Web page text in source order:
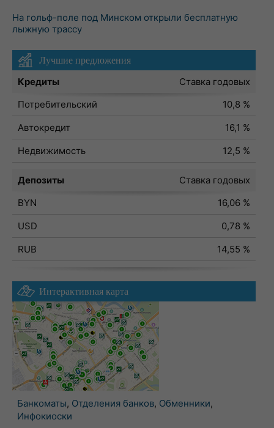
На гольф-поле под Минском открыли бесплатную
лыжную трассу
Лучшие предложения
Кредиты
Ставка годовых
Потребительский
10,8 %
Автокредит
16,1 %
Недвижимость
12,5 %
Депозиты
Ставка годовых
BYN
16,06 %
USD
0,78 %
RUB
14,55 %
Интерактивная карта
Банкоматы, Отделения банков, Обменники,
Инфокиоски